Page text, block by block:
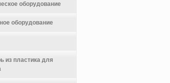
оборудование
оборудование
из пластика для